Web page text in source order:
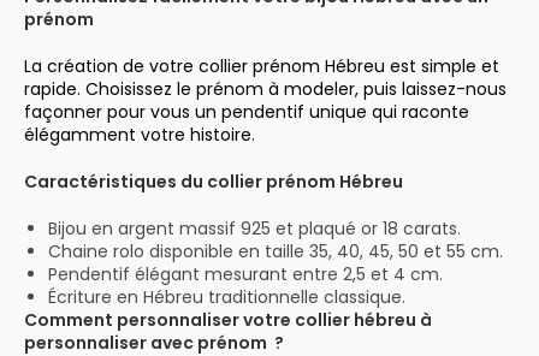
prénom
La création de votre collier prénom Hébreu est simple et
rapide. Choisissez le prénom à modeler, puis laissez-nous
façonner pour vous un pendentif unique qui raconte
élégamment votre histoire.
Caractéristiques du collier prénom Hébreu
Bijou en argent massif 925 et plaqué or 18 carats.
Chaine rolo disponible en taille 35, 40, 45, 50 et 55 cm.
Pendentif élégant mesurant entre 2,5 et 4 cm.
Écriture en Hébreu traditionnelle classique.
Comment personnaliser votre collier hébreu à
personnaliser avec prénom ?